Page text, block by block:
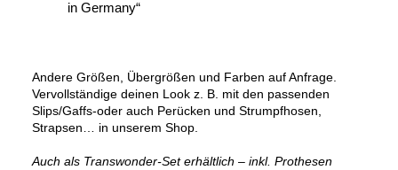
in Germany“
Andere Größen, Übergrößen und Farben auf Anfrage.
Vervollständige deinen Look z. B. mit den passenden
Slips/Gaffs-oder auch Perücken und Strumpfhosen,
Strapsen… in unserem Shop.
Auch als Transwonder-Set erhältlich – inkl. Prothesen